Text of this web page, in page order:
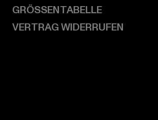
GRÖSSENTABELLE
VERTRAG WIDERRUFEN